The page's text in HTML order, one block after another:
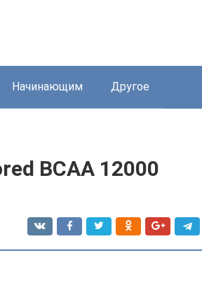
Начинающим Другое
BCAA 12000